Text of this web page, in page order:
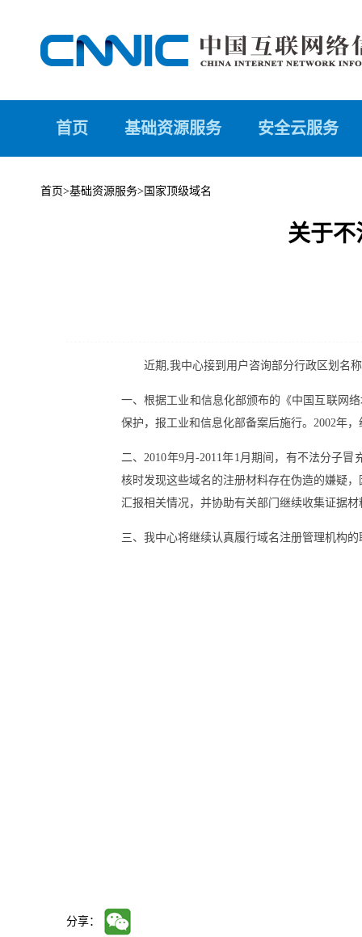
首页 基础资源服务 安全云服务
首页>基础资源服务> 国家顶级域名
关于
近期,我中心接到用户咨询部分行政区划名
一、根据工业和信息化部颁布的《中国互联网
保护，报工业和信息化部备案后施行。2002年
二、2010年9月-2011年1月期间，有不法分子
核时发现这些域名的注册材料存在伪造的嫌疑
汇报相关情况，并协助有关部门继续收集证据
三、我中心将继续认真履行域名注册管理机构
分享：